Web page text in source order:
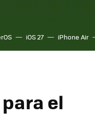
iOS 27 iPhone Air
el